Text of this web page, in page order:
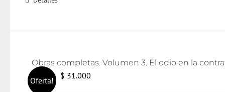
Oferta!
$ 32.000
El
$ 31.000El